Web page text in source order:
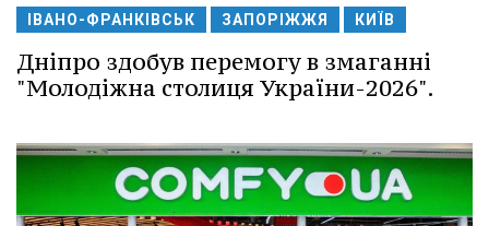
ІВАНО-ФРАНКІВСЬК ЗАПОРІЖЖЯ КИЇВ
Дніпро здобув перемогу в змаганні
"Молодіжна столиця України-2026".